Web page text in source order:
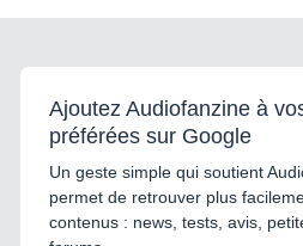
Ajoutez Audiofanzine à
préférées sur Google
Un geste simple qui soutient
permet de retrouver plus
contenus : news, tests, avis,